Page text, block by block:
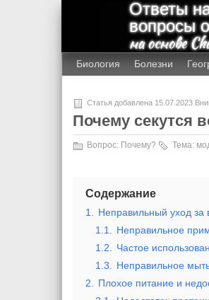
Ответы
вопросы
на основе
Биология Болезни
Статья добавлена 15.07.2023
Почему секутся
Вопрос: Почему? Тема:
Содержание
1.
Неправильный уход за
1.1.
Неправильное
1.2.
Частое
1.3.
Неправильное
2.
Плохое питание и